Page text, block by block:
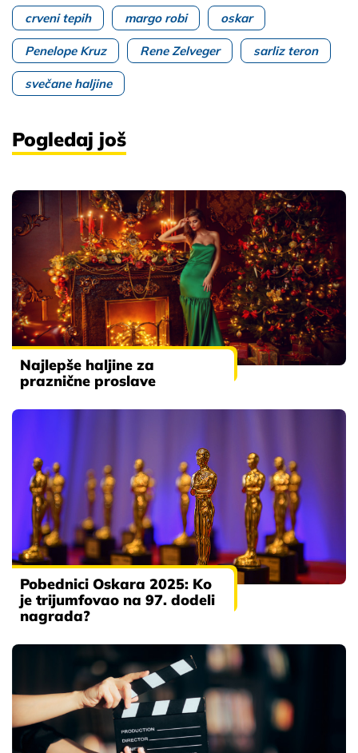
crveni tepih margo robi oskar
Penelope Kruz Rene Zelveger sarliz teron
svečane haljine
Pogledaj još
Najlepše haljine za
praznične proslave
Pobednici Oskara 2025: Ko
je trijumfovao na 97. dodeli
nagrada?